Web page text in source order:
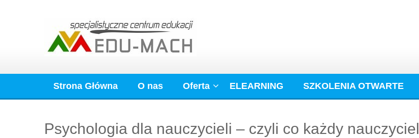
Strona Główna O nas Oferta ELEARNING SZKOLENIA OTWARTE
Psychologia dla nauczycieli – czyli co każdy nauczyciel